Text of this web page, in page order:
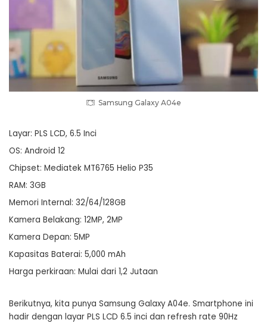
Samsung Galaxy A04e
Layar: PLS LCD, 6.5 Inci
OS: Android 12
Chipset: Mediatek MT6765 Helio P35
RAM: 3GB
Memori Internal: 32/64/128GB
Kamera Belakang: 12MP, 2MP
Kamera Depan: 5MP
Kapasitas Baterai: 5,000 mAh
Harga perkiraan: Mulai dari 1,2 Jutaan
Berikutnya, kita punya Samsung Galaxy A04e. Smartphone ini
hadir dengan layar PLS LCD 6.5 inci dan refresh rate 90Hz